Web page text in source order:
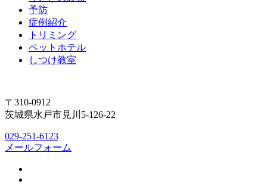
予防
症例紹介
トリミング
ペットホテル
しつけ教室
〒310-0912
茨城県水戸市見川5-126-22
029-251-6123
メールフォーム